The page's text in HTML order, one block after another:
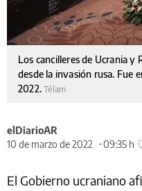
Los cancilleres de Ucrania y
desde la invasión rusa. Fue
2022.Télam
elDiarioAR
10 de marzo de 2022
09:35 h
El Gobierno ucraniano